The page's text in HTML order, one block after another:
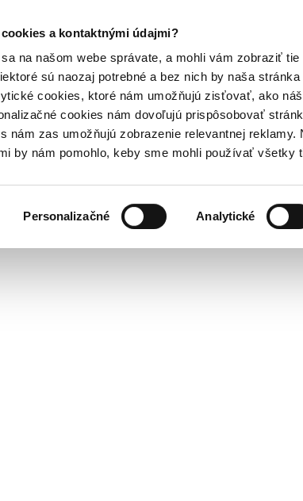
a kontaktnými údajmi?
na našom webe správate, a mohli vám zobraziť tie
sú naozaj potrebné a bez nich by naša
cookies, ktoré nám umožňujú zisťovať, ako
cookies nám dovoľujú prispôsobovať
nám zas umožňujú zobrazenie relevantnej reklamy.
by nám pomohlo, keby sme mohli používať všetky
Personalizačné Analytické